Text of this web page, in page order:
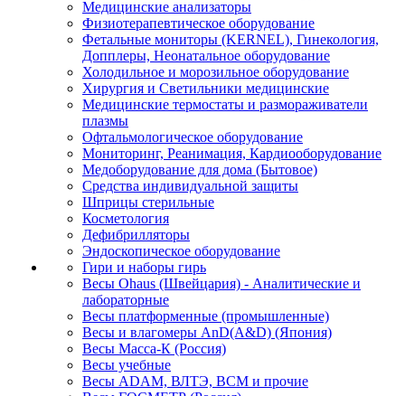
Медицинские анализаторы
Физиотерапевтическое оборудование
Фетальные мониторы (KERNEL), Гинекология,
Допплеры, Неонатальное оборудование
Холодильное и морозильное оборудование
Хирургия и Светильники медицинские
Медицинские термостаты и размораживатели
плазмы
Офтальмологическое оборудование
Мониторинг, Реанимация, Кардиооборудование
Медоборудование для дома (Бытовое)
Средства индивидуальной защиты
Шприцы стерильные
Косметология
Дефибрилляторы
Эндоскопическое оборудование
Гири и наборы гирь
Весы Ohaus (Швейцария) - Аналитические и
лабораторные
Весы платформенные (промышленные)
Весы и влагомеры AnD(A&D) (Япония)
Весы Масса-К (Россия)
Весы учебные
Весы ADAM, ВЛТЭ, BCM и прочие